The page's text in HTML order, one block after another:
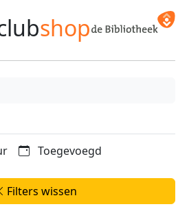
shop
Toegevoegd
Filters wissen